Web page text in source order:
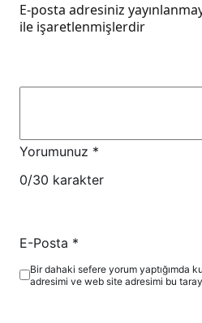
E-posta adresiniz
ile işaretlenmişlerdir
Yorumunuz *
0/30 karakter
E-Posta *
Bir dahaki sefere yorum yaptığımda
adresimi ve web site adresimi bu